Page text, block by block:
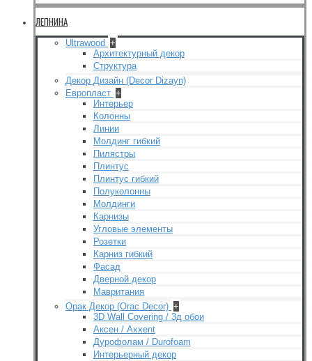
ЛЕПНИНА
Ultrawood +
Архитектурный декор
Структура
Декор Дизайн (Decor Dizayn)
Европласт +
Интерьер
Колонны
Линии
Молдинг гибкий
Пилястры
Плинтус
Плинтус гибкий
Полуколонны
Молдинги
Карнизы
Угловые элементы
Розетки
Карниз гибкий
Фасад
Дверной декор
Мавритания
Орак Декор (Orac Decor) +
3D Wall Covering / 3д обои
Аксен / Axxent
Дурофолам / Durofoam
Интерьерный декор